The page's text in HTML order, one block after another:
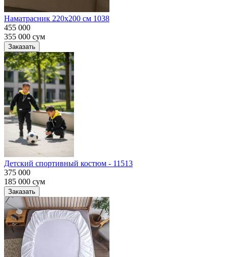
Наматрасник 220х200 см 1038
455 000
355 000 сум
Заказать
Детский спортивный костюм - 11513
375 000
185 000 сум
Заказать